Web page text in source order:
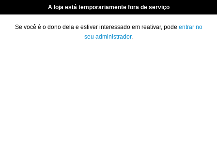
A loja está temporariamente fora de serviço
Se você é o dono dela e estiver interessado em reativar, pode entrar no
seu administrador.